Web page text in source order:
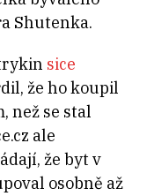
Shutenka.
sice
že ho koupil
než se stal
ale
že byt v
osobně až